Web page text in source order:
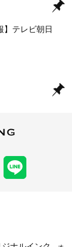
】テレビ朝日